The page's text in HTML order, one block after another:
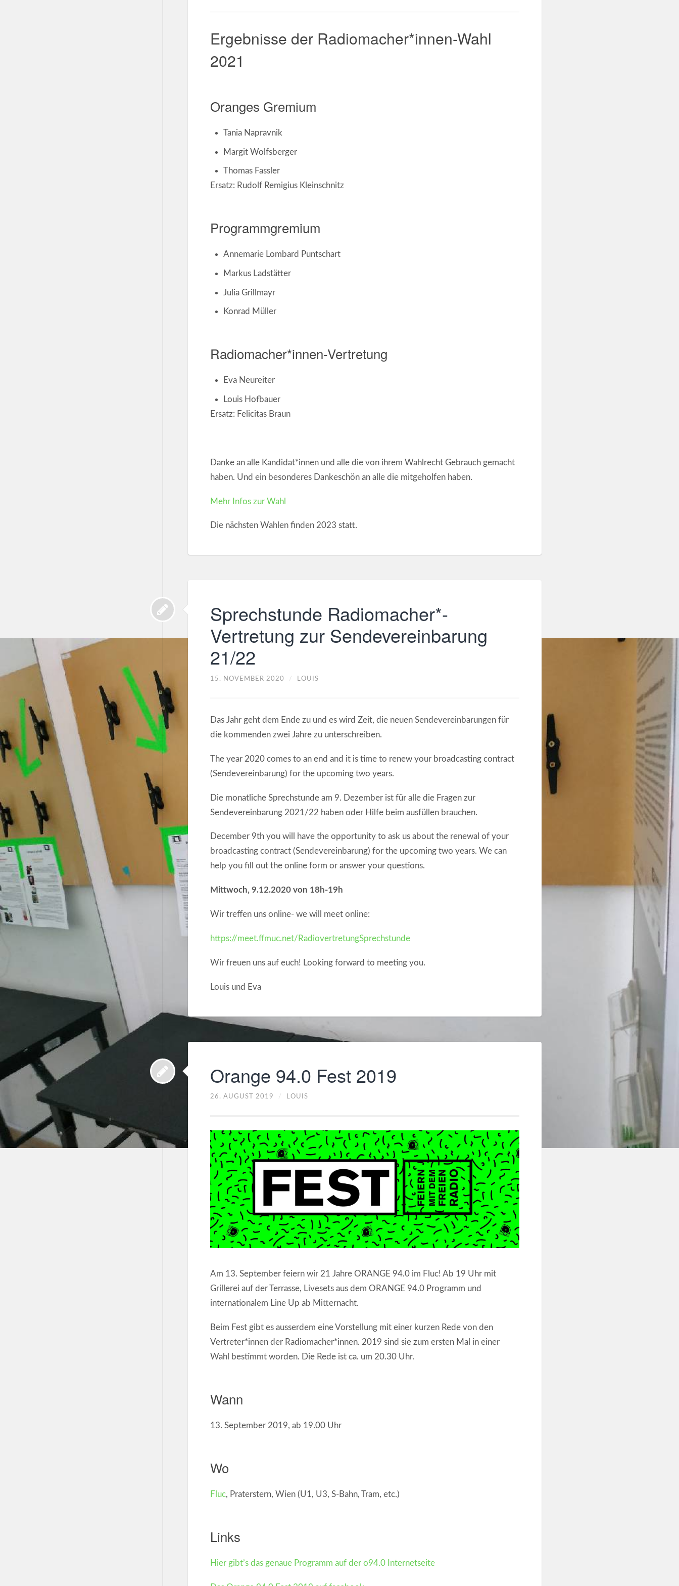
Ergebnisse der Radiomacher*innen-Wahl
2021
Oranges Gremium
Tania Napravnik
Margit Wolfsberger
Thomas Fassler
Ersatz: Rudolf Remigius Kleinschnitz
Programmgremium
Annemarie Lombard Puntschart
Markus Ladstätter
Julia Grillmayr
Konrad Müller
Radiomacher*innen-Vertretung
Eva Neureiter
Louis Hofbauer
Ersatz: Felicitas Braun
Danke an alle Kandidat*innen und alle die von ihrem Wahlrecht Gebrauch gemacht
haben. Und ein besonderes Dankeschön an alle die mitgeholfen haben.
Mehr Infos zur Wahl
Die nächsten Wahlen finden 2023 statt.
Sprechstunde Radiomacher*-
Vertretung zur Sendevereinbarung
21/22
15. NOVEMBER 2020 / LOUIS
Das Jahr geht dem Ende zu und es wird Zeit, die neuen Sendevereinbarungen für
die kommenden zwei Jahre zu unterschreiben.
The year 2020 comes to an end and it is time to renew your broadcasting contract
(Sendevereinbarung) for the upcoming two years.
Die monatliche Sprechstunde am 9. Dezember ist für alle die Fragen zur
Sendevereinbarung 2021/22 haben oder Hilfe beim ausfüllen brauchen.
December 9th you will have the opportunity to ask us about the renewal of your
broadcasting contract (Sendevereinbarung) for the upcoming two years. We can
help you fill out the online form or answer your questions.
Mittwoch, 9.12.2020 von 18h-19h
Wir treffen uns online- we will meet online:
https://meet.ffmuc.net/RadiovertretungSprechstunde
Wir freuen uns auf euch! Looking forward to meeting you.
Louis und Eva
Orange 94.0 Fest 2019
26. AUGUST 2019 / LOUIS
Am 13. September feiern wir 21 Jahre ORANGE 94.0 im Fluc! Ab 19 Uhr mit
Grillerei auf der Terrasse, Livesets aus dem ORANGE 94.0 Programm und
internationalem Line Up ab Mitternacht.
Beim Fest gibt es ausserdem eine Vorstellung mit einer kurzen Rede von den
Vertreter*innen der Radiomacher*innen. 2019 sind sie zum ersten Mal in einer
Wahl bestimmt worden. Die Rede ist ca. um 20.30 Uhr.
Wann
13. September 2019, ab 19.00 Uhr
Wo
Fluc, Praterstern, Wien (U1, U3, S-Bahn, Tram, etc.)
Links
Hier gibt’s das genaue Programm auf der o94.0 Internetseite